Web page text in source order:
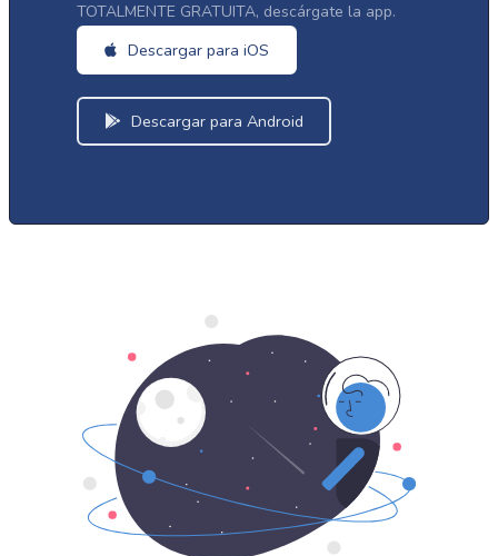
TOTALMENTE GRATUITA, descárgate la app.
Descargar para iOS
Descargar para Android